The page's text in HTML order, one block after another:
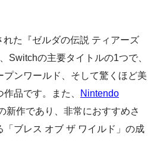
た『ゼルダの伝説 ティアーズ
Switchの主要タイトルの1つで、
ンワールド、そして驚くほど美
品です。また、
Nintendo
新作であり、非常におすすめさ
「ブレス オブ ザ ワイルド」の成